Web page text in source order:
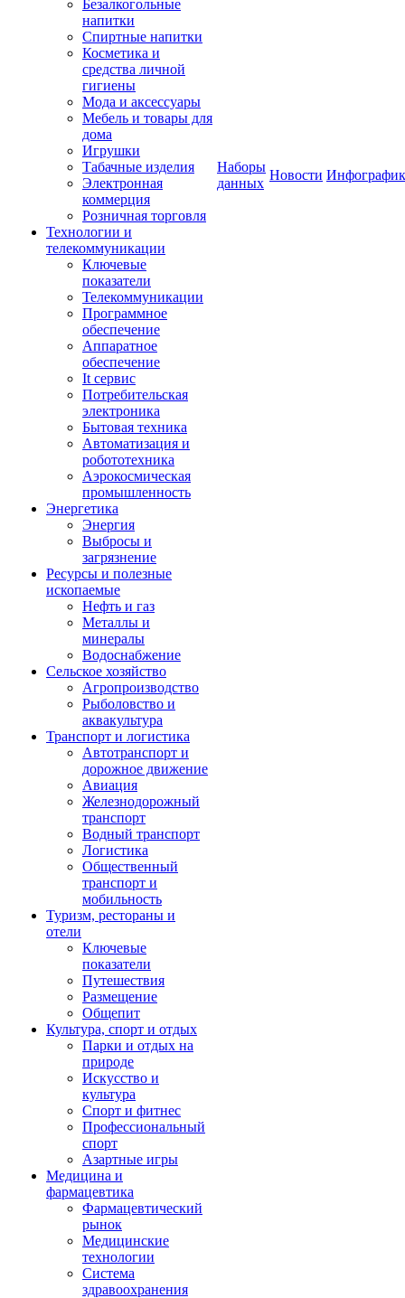
Безалкогольные
напитки
Спиртные напитки
Косметика и
средства личной
гигиены
Мода и аксессуары
Мебель и товары для
дома
Игрушки
Табачные изделия
Электронная
коммерция
Розничная торговля
Технологии и
телекоммуникации
Ключевые
показатели
Телекоммуникации
Программное
обеспечение
Аппаратное
обеспечение
It сервис
Потребительская
электроника
Бытовая техника
Автоматизация и
робототехника
Аэрокосмическая
промышленность
Энергетика
Энергия
Выбросы и
загрязнение
Ресурсы и полезные
ископаемые
Нефть и газ
Металлы и
минералы
Водоснабжение
Сельское хозяйство
Агропроизводство
Рыболовство и
аквакультура
Транспорт и логистика
Автотранспорт и
дорожное движение
Авиация
Железнодорожный
транспорт
Водный транспорт
Логистика
Общественный
транспорт и
мобильность
Туризм, рестораны и
отели
Ключевые
показатели
Путешествия
Размещение
Общепит
Культура, спорт и отдых
Парки и отдых на
природе
Искусство и
культура
Спорт и фитнес
Профессиональный
спорт
Азартные игры
Медицина и
фармацевтика
Фармацевтический
рынок
Медицинские
технологии
Система
здравоохранения
Наборы
данных
Новости